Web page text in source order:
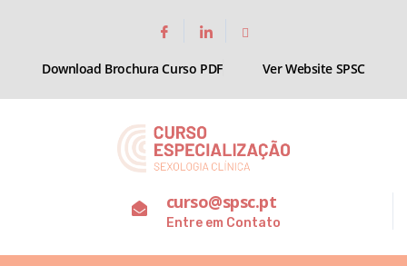
Download Brochura Curso PDF Ver Website SPSC
curso@spsc.pt
Entre em Contato